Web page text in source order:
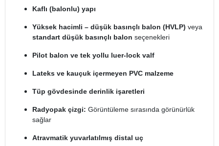
Kaflı (balonlu) yapı
Yüksek hacimli – düşük basınçlı balon (HVLP) veya
standart düşük basınçlı balon seçenekleri
Pilot balon ve tek yollu luer-lock valf
Lateks ve kauçuk içermeyen PVC malzeme
Tüp gövdesinde derinlik işaretleri
Radyopak çizgi: Görüntüleme sırasında görünürlük
sağlar
Atravmatik yuvarlatılmış distal uç